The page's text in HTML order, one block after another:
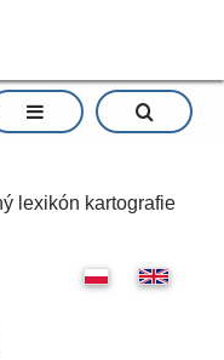
lexikón kartografie